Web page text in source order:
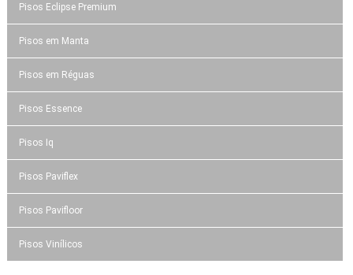
Pisos Eclipse Premium
Pisos em Manta
Pisos em Réguas
Pisos Essence
Pisos Iq
Pisos Paviflex
Pisos Pavifloor
Pisos Vinílicos